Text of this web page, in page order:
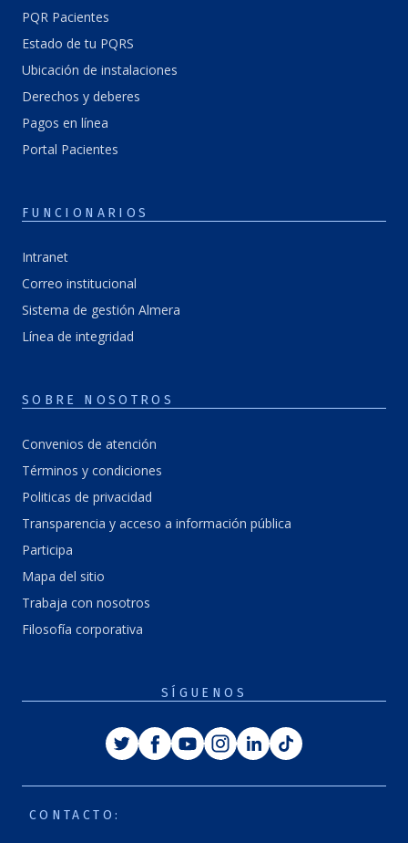
PQR Pacientes
Estado de tu PQRS
Ubicación de instalaciones
Derechos y deberes
Pagos en línea
Portal Pacientes
FUNCIONARIOS
Intranet
Correo institucional
Sistema de gestión Almera
Línea de integridad
SOBRE NOSOTROS
Convenios de atención
Términos y condiciones
Politicas de privacidad
Transparencia y acceso a información pública
Participa
Mapa del sitio
Trabaja con nosotros
Filosofía corporativa
SÍGUENOS
TwitterFacebook
YoutubeInstagram
LinkedinTiktok
CONTACTO: